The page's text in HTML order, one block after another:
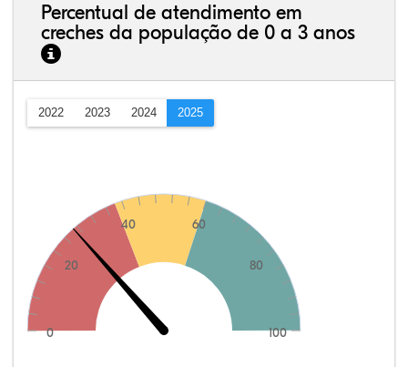
Percentual de atendimento em
creches da população de 0 a 3 anos
2022 2023 2024 2025
0
20
40 60
80
100